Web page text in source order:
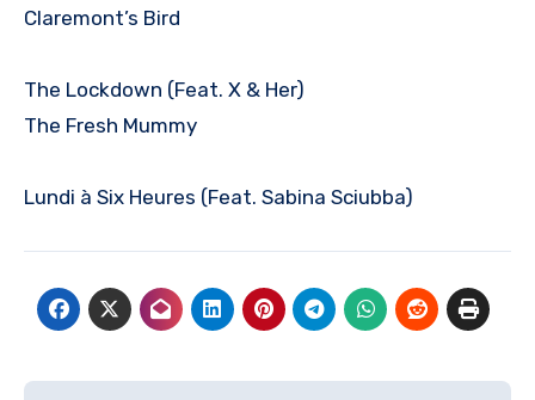
Claremont’s Bird
The Lockdown (Feat. X & Her)
The Fresh Mummy
Lundi à Six Heures (Feat. Sabina Sciubba)